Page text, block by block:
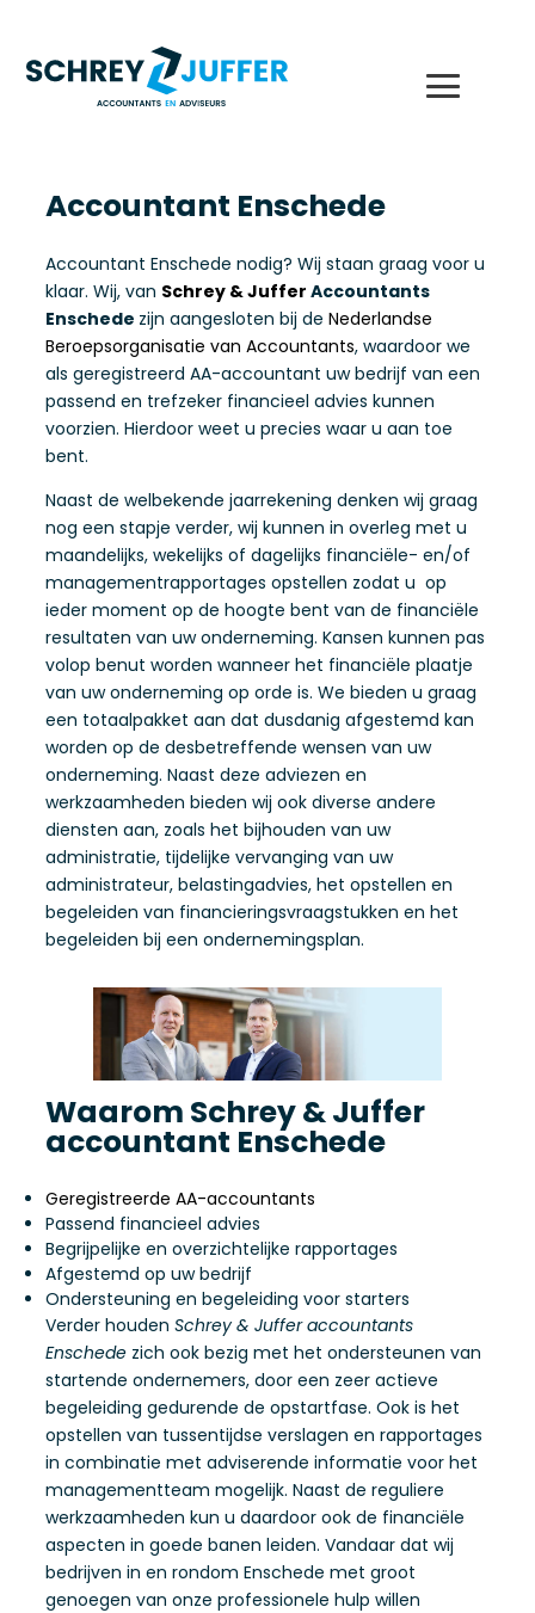
Accountant Enschede
Accountant Enschede nodig? Wij staan graag voor u
klaar. Wij, van Schrey & Juffer Accountants
Enschede zijn aangesloten bij deNederlandse
Beroepsorganisatie van Accountants, waardoor we
als geregistreerd AA-accountant uw bedrijf van een
passend en trefzeker financieel advies kunnen
voorzien. Hierdoor weet u precies waar u aan toe
bent.
Naast de welbekende jaarrekening denken wij graag
nog een stapje verder, wij kunnen in overleg met u
maandelijks, wekelijks of dagelijks financiële- en/of
managementrapportages opstellen zodat u op
ieder moment op de hoogte bent van de financiële
resultaten van uw onderneming. Kansen kunnen pas
volop benut worden wanneer het financiële plaatje
van uw onderneming op orde is. We bieden u graag
een totaalpakket aan dat dusdanig afgestemd kan
worden op de desbetreffende wensen van uw
onderneming. Naast deze adviezen en
werkzaamheden bieden wij ook diverse andere
diensten aan, zoals het bijhouden van uw
administratie, tijdelijke vervanging van uw
administrateur, belastingadvies, het opstellen en
begeleiden van financieringsvraagstukken en het
begeleiden bij een ondernemingsplan.
Waarom Schrey & Juffer
accountant Enschede
Geregistreerde AA-accountants
Passend financieel advies
Begrijpelijke en overzichtelijke rapportages
Afgestemd op uw bedrijf
Ondersteuning en begeleiding voor starters
Verder houdenSchrey & Juffer accountants
Enschede zich ook bezig met het ondersteunen van
startende ondernemers, door een zeer actieve
begeleiding gedurende de opstartfase. Ook is het
opstellen van tussentijdse verslagen en rapportages
in combinatie met adviserende informatie voor het
managementteam mogelijk. Naast de reguliere
werkzaamheden kun u daardoor ook de financiële
aspecten in goede banen leiden. Vandaar dat wij
bedrijven in en rondom Enschede met groot
genoegen van onze professionele hulp willen